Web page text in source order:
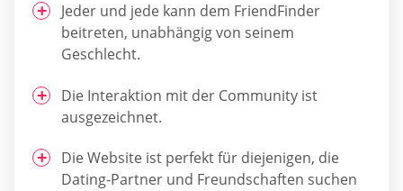
Jeder und jede kann dem FriendFinder
beitreten, unabhängig von seinem
Geschlecht.
Die Interaktion mit der Community ist
ausgezeichnet.
Die Website ist perfekt für diejenigen, die
Dating-Partner und Freundschaften suchen